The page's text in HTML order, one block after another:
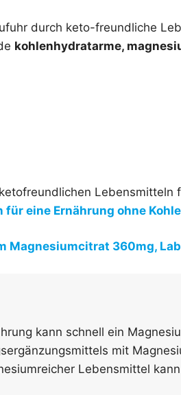
durch keto-freundliche
kohlenhydratarme,
Lebensmitteln
eine Ernährung ohne
Magnesiumcitrat 360mg,
kann schnell ein
mit
Lebensmittel